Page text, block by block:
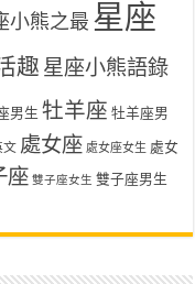
小熊之最 星座
趣 星座小熊語錄
男生 牡羊座 牡羊座男
文 處女座 處女座女生 處女
座 雙子座女生 雙子座男生